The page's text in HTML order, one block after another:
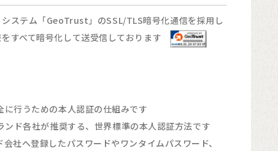
ステム「GeoTrust」のSSL/TLS暗号化通信を採用し
すべて暗号化して送受信しております
行うための本人認証の仕組みです
社が推奨する、世界標準の本人認証方法です
社へ登録したパスワードやワンタイムパスワード、